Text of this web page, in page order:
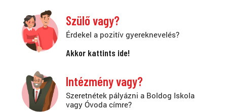
Szülő vagy?
Érdekel a pozitív gyereknevelés?
Akkor kattints ide!
Intézmény vagy?
Szeretnétek pályázni a Boldog Iskola
vagy Óvoda címre?